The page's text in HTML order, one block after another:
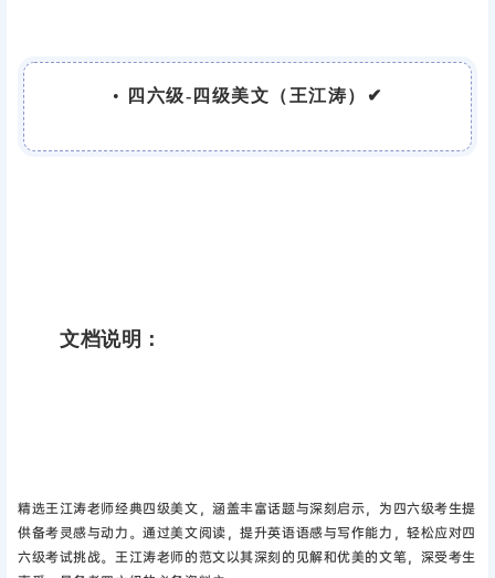
• 四六级-四级美文（王江涛）✔
文档说明：
精选王江涛老师经典四级美文，涵盖丰富话题与深刻启示，为四六级考生提
供备考灵感与动力。通过美文阅读，提升英语语感与写作能力，轻松应对四
六级考试挑战。王江涛老师的范文以其深刻的见解和优美的文笔，深受考生